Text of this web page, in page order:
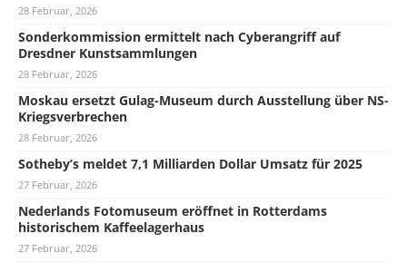
28 Februar, 2026
Sonderkommission ermittelt nach Cyberangriff auf
Dresdner Kunstsammlungen
28 Februar, 2026
Moskau ersetzt Gulag-Museum durch Ausstellung über NS-
Kriegsverbrechen
28 Februar, 2026
Sotheby’s meldet 7,1 Milliarden Dollar Umsatz für 2025
27 Februar, 2026
Nederlands Fotomuseum eröffnet in Rotterdams
historischem Kaffeelagerhaus
27 Februar, 2026